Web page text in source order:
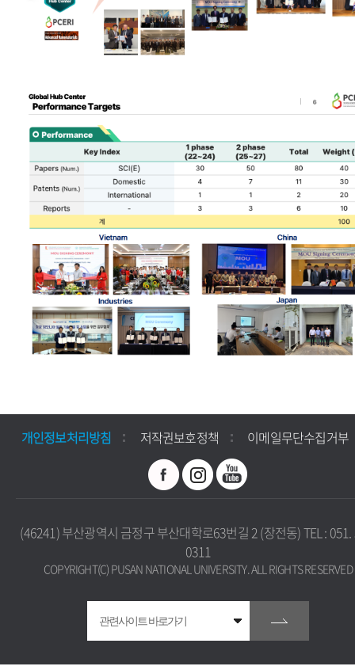
개인정보처리방침 저작권보호정책 이메일무단수집거부
(46241) 부산광역시 금정구 부산대학로63번길 2 (장전동) TEL :
0311
COPYRIGHT(C) PUSAN NATIONAL UNIVERSITY. ALL RIGHTS RESERVED